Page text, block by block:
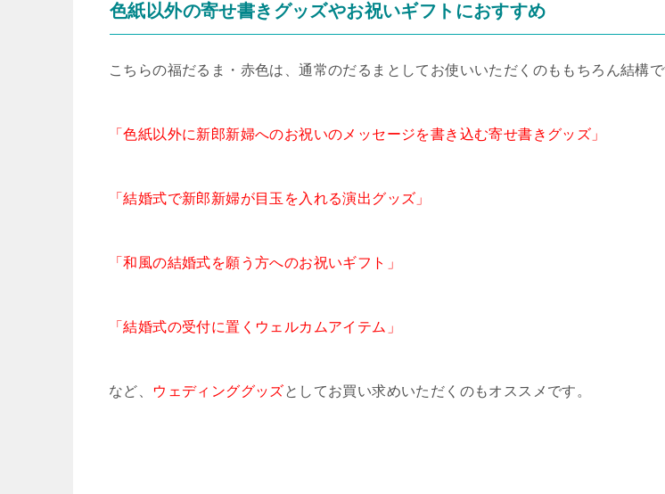
色紙以外の寄せ書きグッズやお祝いギフトにおすすめ
こちらの福だるま・赤色は、通常のだるまとしてお使いいただくのももちろん結構で
「色紙以外に新郎新婦へのお祝いのメッセージを書き込む寄せ書きグッズ」
「結婚式で新郎新婦が目玉を入れる演出グッズ」
「和風の結婚式を願う方へのお祝いギフト」
「結婚式の受付に置くウェルカムアイテム」
など、 ウェディンググッズとしてお買い求めいただくのもオススメです。